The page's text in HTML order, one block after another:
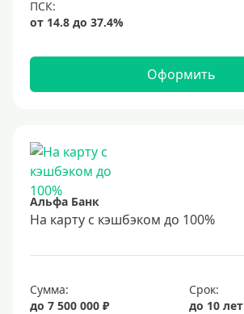
Оформить
Альфа Банк
На карту с кэшбэком до 100%
Сумма:
до 7 500 000 ₽
Срок:
до 10 лет